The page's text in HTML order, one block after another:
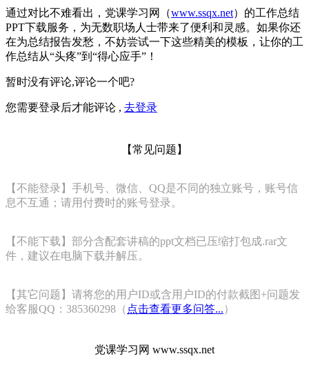
通过对比不难看出，党课学习网（www.ssqx.net）的工作总结
PPT下载服务，为无数职场人士带来了便利和灵感。如果你还
在为总结报告发愁，不妨尝试一下这些精美的模板，让你的工
作总结从“头疼”到“得心应手”！
暂时没有评论,评论一个吧?
您需要登录后才能评论 , 去登录
【常见问题】
【不能登录】手机号、微信、QQ是不同的独立账号，账号信
息不互通；请用付费时的账号登录。
【不能下载】部分含配套讲稿的ppt文档已压缩打包成.rar文
件，建议在电脑下载并解压。
【其它问题】请将您的用户ID或含用户ID的付款截图+问题发
给客服QQ：385360298（ 点击查看更多问答...）
党课学习网 www.ssqx.net